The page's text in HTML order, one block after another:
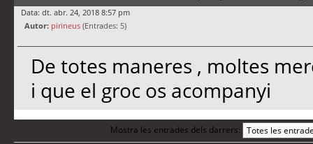
Data: dt. abr. 24, 2018 8:57 pm
Autor: pirineus (Entrades: 5)
De totes maneres , moltes
i que el groc os acompanyi
Mostra les entrades dels darrers: